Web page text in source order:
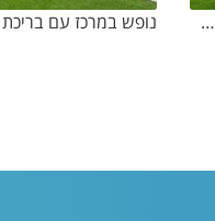
נופש במרכז עם בריכת שחייה פרטית מחוממת ומקורה